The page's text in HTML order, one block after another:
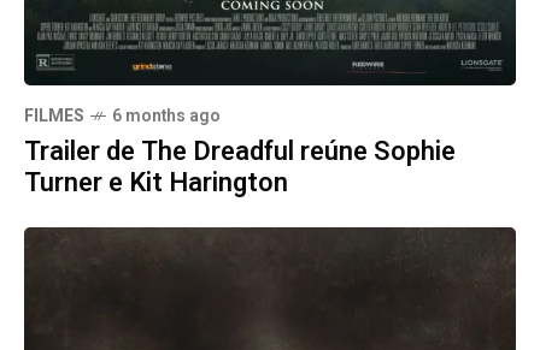
FILMES 6 months ago
Trailer de The Dreadful reúne Sophie
Turner e Kit Harington